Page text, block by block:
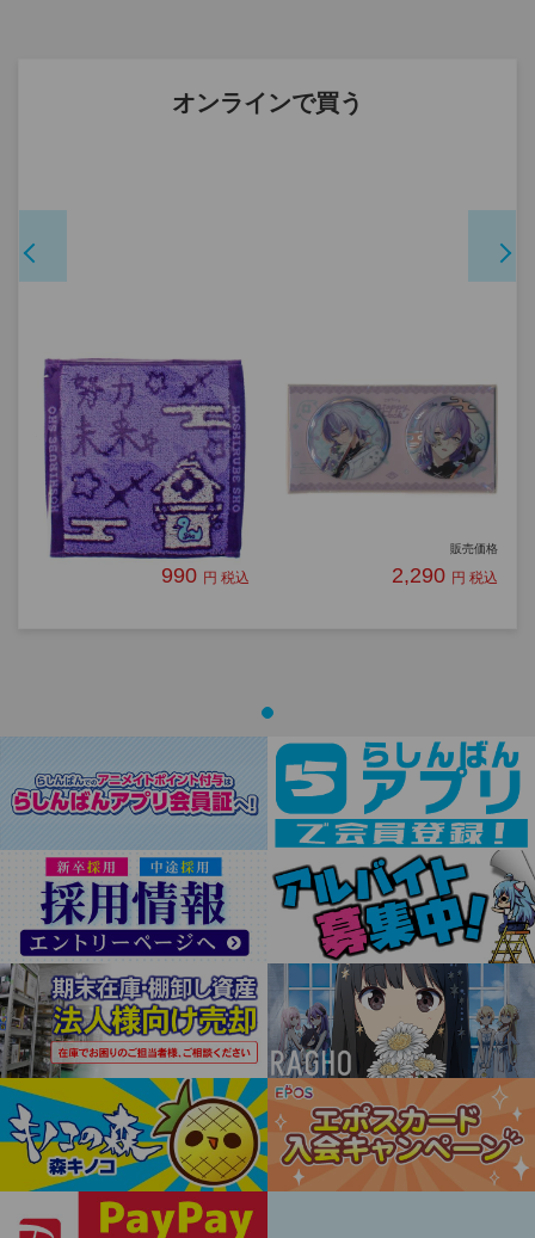
オンラインで買う
【未開封】にじさんじ
Dytica Happy Pack 2025
抱負入りハンカチ 星導ショ
ウ
販売価格
990 円 税込
【未開封】にじさんじ
Dytica Happy Pack 2025
ホログラム76mm缶バッジ
セット 星導ショウ
販売価格
2,290 円 税込